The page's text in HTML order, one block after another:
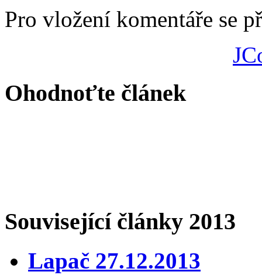
Pro vložení komentáře se
Ohodnoťte článek
Související články 2013
Lapač 27.12.2013